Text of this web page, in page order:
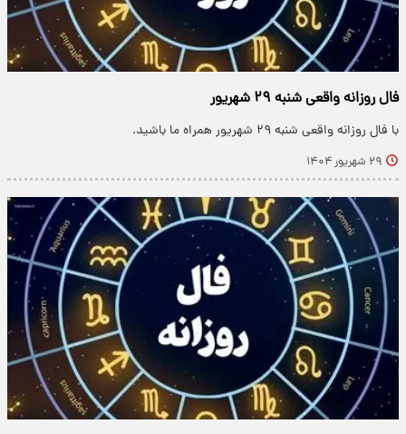
فال روزانه واقعی شنبه ۲۹ شهریور
با فال روزانه واقعی شنبه ۲۹ شهریور همراه ما باشید.
۲۹ شهریور ۱۴۰۴